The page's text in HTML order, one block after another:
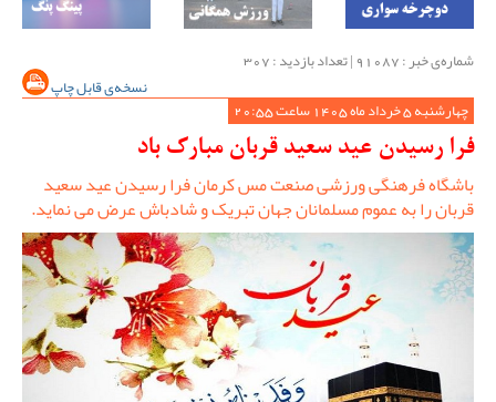
شماره‌ی خبر : ‌91087 | تعداد بازدید : 307
نسخه‌ی قابل چاپ
چهارشنبه 5 خرداد ماه 1405 ساعت 20:55
فرا رسیدن عید سعید قربان مبارک باد
باشگاه فرهنگی ورزشی صنعت مس کرمان فرا رسیدن عید سعید
قربان را به عموم مسلمانان جهان تبریک و شادباش عرض می نماید.